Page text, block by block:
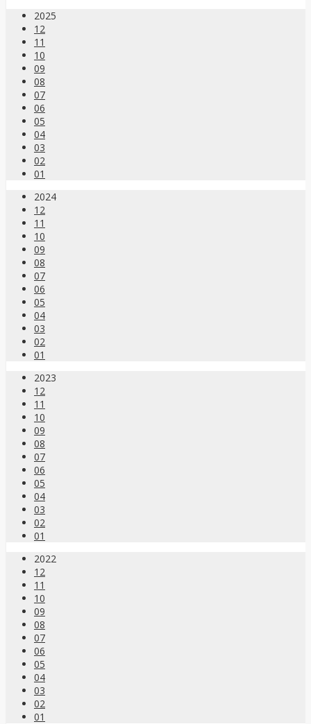
2025
12
11
10
09
08
07
06
05
04
03
02
01
2024
12
11
10
09
08
07
06
05
04
03
02
01
2023
12
11
10
09
08
07
06
05
04
03
02
01
2022
12
11
10
09
08
07
06
05
04
03
02
01